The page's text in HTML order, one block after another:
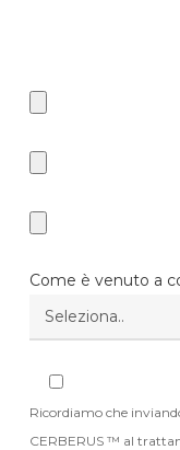
Come è venuto a
Ricordiamo che
CERBERUS ™ al